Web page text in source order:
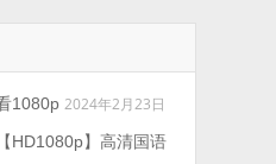
1080p 2024年2月23日
HD1080p】高清国语